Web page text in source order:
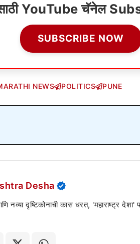
YouTube चॅनेल
SUBSCRIBE NOW
NEWS POLITICS PUNE
Desha
नव्या दृष्टिकोनाची कास धरत, 'महाराष्ट्र